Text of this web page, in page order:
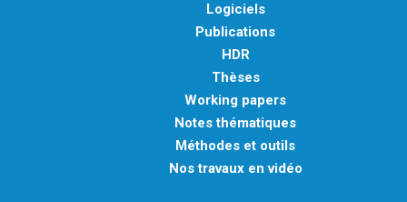
Logiciels
Publications
HDR
Thèses
Working papers
Notes thématiques
Méthodes et outils
Nos travaux en vidéo